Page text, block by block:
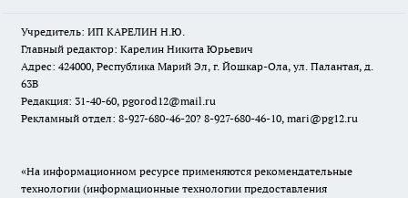
Учредитель: ИП КАРЕЛИН Н.Ю.
Главный редактор: Карелин Никита Юрьевич
Адрес: 424000, Республика Марий Эл, г. Йошкар-Ола, ул. Палантая, д.
63В
Редакция: 31-40-60, pgorod12@mail.ru
Рекламный отдел: 8-927-680-46-20? 8-927-680-46-10, mari@pg12.ru
«На информационном ресурсе применяются рекомендательные
технологии (информационные технологии предоставления